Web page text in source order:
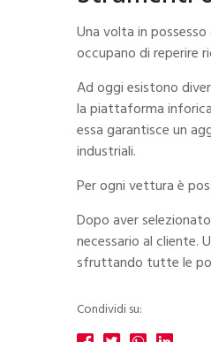
Una volta in
occupano di reperire
Ad oggi esistono
la piattaforma
essa garantisce un
industriali.
Per ogni vettura è
Dopo aver
necessario al cliente.
sfruttando tutte le
Condividi su: